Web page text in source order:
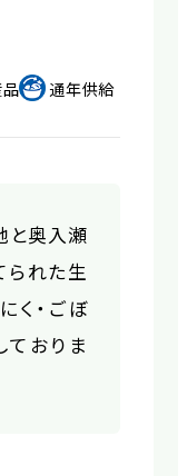
品
通年供給
と奥入瀬
られた生
く・ごぼ
ておりま